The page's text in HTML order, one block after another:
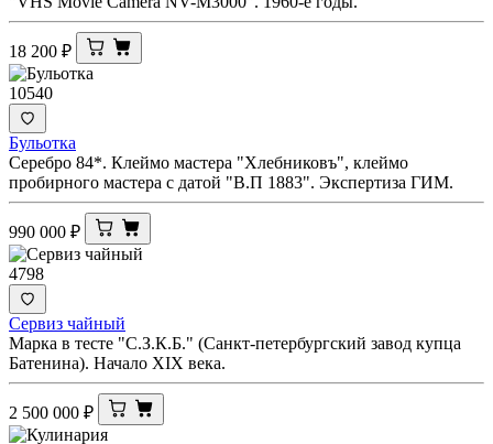
18 200 ₽
10540
Бульотка
Серебро 84*. Клеймо мастера "Хлебниковъ", клеймо
пробирного мастера с датой "В.П 1883". Экспертиза ГИМ.
990 000 ₽
4798
Сервиз чайный
Марка в тесте "С.З.К.Б." (Санкт-петербургский завод купца
Батенина). Начало XIX века.
2 500 000 ₽